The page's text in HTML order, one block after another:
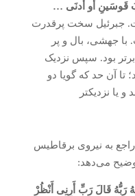
قَوسَینِ أو أدنَی …
جبرئیل سخت پرقدرت
جهشی، بال و پر
بود. سپس نزدیک
تا آن حد که گویا دو
یا نزدیکتر
از جمله در سوره اعراف، آیه ۱۴۳ راجع به نیروی برقاطیس
می‌دهد:
رَبُّهُ قَالَ رَبِّ أَرِنِی أَنْظُرْ